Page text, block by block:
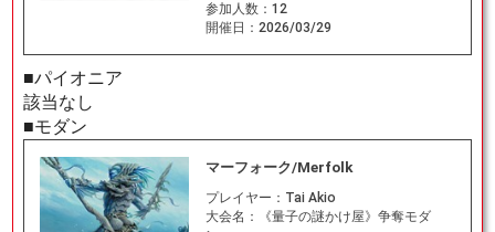
参加人数： 12
開催日： 2026/03/29
■パイオニア
該当なし
■モダン
マーフォーク/Merfolk
プレイヤー： Tai Akio
大会名：
《量子の謎かけ屋》争奪モダ